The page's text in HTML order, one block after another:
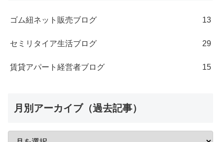
ゴム紐ネット販売ブログ 13
セミリタイア生活ブログ 29
賃貸アパート経営者ブログ 15
月別アーカイブ（過去記事）